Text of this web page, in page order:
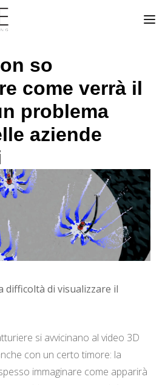
so
come verrà il
problema
aziende
difficoltà di visualizzare il
si avvicinano al video 3D
con un certo timore: la
immaginare come apparirà